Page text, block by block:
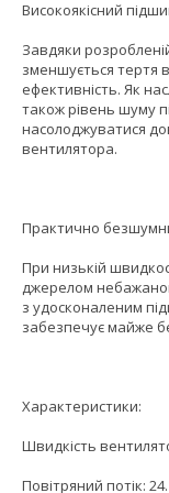
Високоякісний
Завдяки
зменшується тертя
ефективність. Як
також рівень шуму
насолоджуватися
вентилятора.
Практично
При низькій
джерелом
з удосконаленим
забезпечує майже
Характеристики:
Швидкість
Повітряний потік: